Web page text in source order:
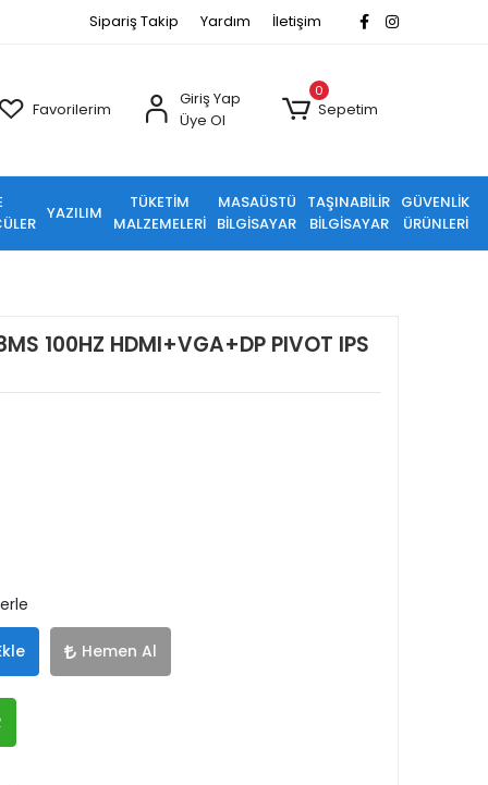
Sipariş Takip Yardım İletişim
Favorilerim
Giriş Yap
Üye Ol
0
Sepetim
YAZILIM
TÜKETİM
MALZEMELERİ
MASAÜSTÜ
BİLGİSAYAR
TAŞINABİLİR
BİLGİSAYAR
GÜVENLİK
ÜRÜNLERİ
100HZ HDMI+VGA+DP PIVOT IPS
Hemen Al